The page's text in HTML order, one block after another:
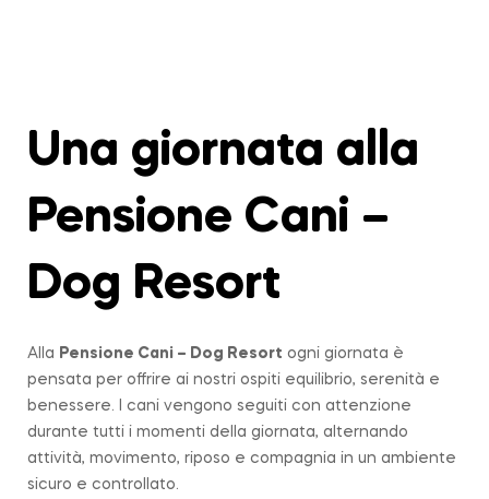
Una giornata alla
Pensione Cani –
Dog Resort
Alla Pensione Cani – Dog Resort ogni giornata è
pensata per offrire ai nostri ospiti equilibrio, serenità e
benessere. I cani vengono seguiti con attenzione
durante tutti i momenti della giornata, alternando
attività, movimento, riposo e compagnia in un ambiente
sicuro e controllato.